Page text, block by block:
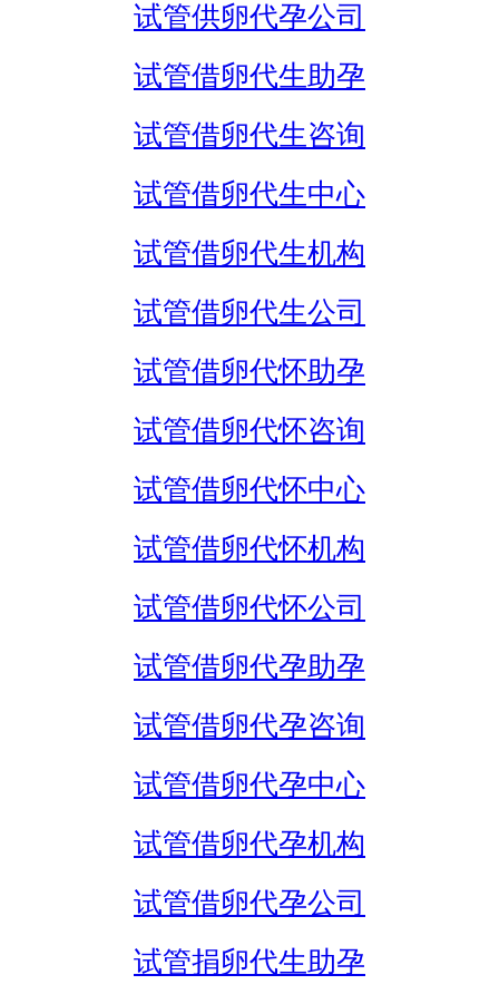
试管供卵代孕公司
试管借卵代生助孕
试管借卵代生咨询
试管借卵代生中心
试管借卵代生机构
试管借卵代生公司
试管借卵代怀助孕
试管借卵代怀咨询
试管借卵代怀中心
试管借卵代怀机构
试管借卵代怀公司
试管借卵代孕助孕
试管借卵代孕咨询
试管借卵代孕中心
试管借卵代孕机构
试管借卵代孕公司
试管捐卵代生助孕